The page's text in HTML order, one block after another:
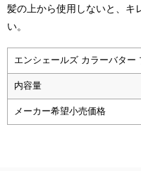
髪の上から使用しないと、キ
い。
エンシェールズ カラーバター
内容量
メーカー希望小売価格